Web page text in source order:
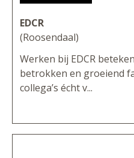
EDCR
(Roosendaal)
Werken bij EDCR
betrokken en groeiend
collega’s écht v...